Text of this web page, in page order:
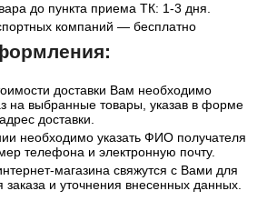
до пункта приема ТК: 1-3 дня.
компаний — бесплатно
доставки Вам необходимо
на выбранные товары, указав в форме
доставки.
необходимо указать ФИО получателя
телефона и электронную почту.
магазина свяжутся с Вами для
заказа и уточнения внесенных данных.